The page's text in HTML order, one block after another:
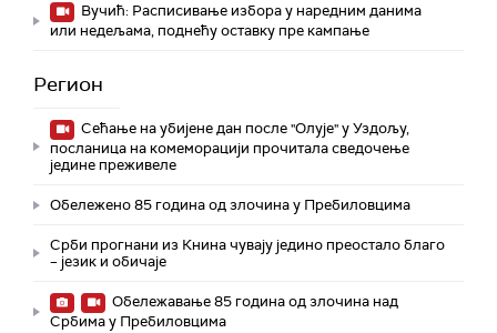
Вучић: Расписивање избора у наредним данима
или недељама, поднећу оставку пре кампање
Регион
Сећање на убијене дан после "Олује" у Уздољу,
посланица на комеморацији прочитала сведочење
једине преживеле
Обележено 85 година од злочина у Пребиловцима
Срби прогнани из Книна чувају једино преостало благо
– језик и обичаје
Обележавање 85 година од злочина над
Србима у Пребиловцима